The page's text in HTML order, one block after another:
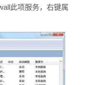
此项服务，右键属